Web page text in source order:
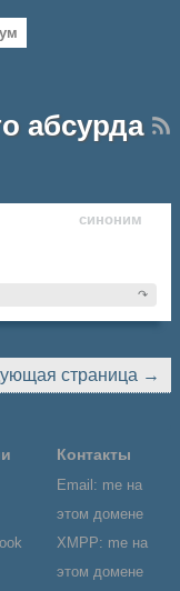
абсурда
синоним
↷
страница →
Контакты
Email: me на
этом домене
XMPP: me на
этом домене